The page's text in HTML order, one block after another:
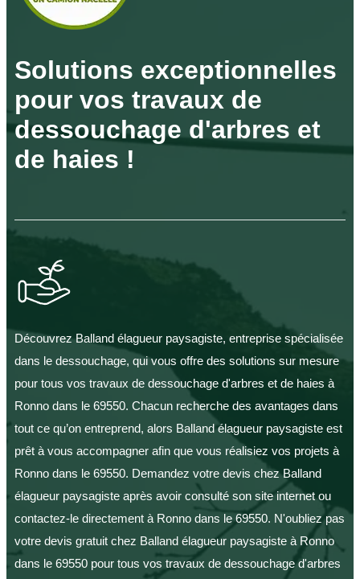
Solutions exceptionnelles
pour vos travaux de
dessouchage d'arbres et
de haies !
Découvrez Balland élagueur paysagiste, entreprise spécialisée
dans le dessouchage, qui vous offre des solutions sur mesure
pour tous vos travaux de dessouchage d'arbres et de haies à
Ronno dans le 69550. Chacun recherche des avantages dans
tout ce qu’on entreprend, alors Balland élagueur paysagiste est
prêt à vous accompagner afin que vous réalisiez vos projets à
Ronno dans le 69550. Demandez votre devis chez Balland
élagueur paysagiste après avoir consulté son site internet ou
contactez-le directement à Ronno dans le 69550. N'oubliez pas
votre devis gratuit chez Balland élagueur paysagiste à Ronno
dans le 69550 pour tous vos travaux de dessouchage d'arbres